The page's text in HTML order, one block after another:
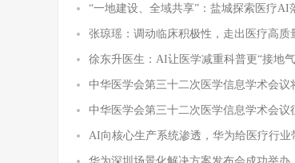
“一地建设、全域共享”：盐城探索医疗AI
张琼瑶：调动临床积极性，走出医疗高质
徐东升医生：AI让医学减重科普更“接地
中华医学会第三十二次医学信息学术会议
中华医学会第三十二次医学信息学术会议
AI向核心生产系统渗透，华为给医疗行业